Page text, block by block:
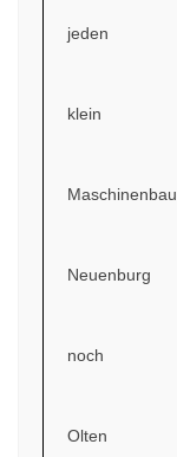
jeden
klein
Maschinenbau
Neuenburg
noch
Olten